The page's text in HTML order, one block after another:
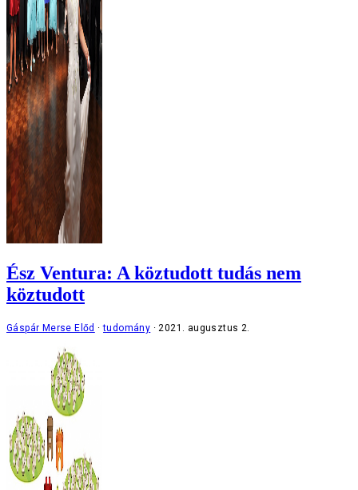
Ész Ventura: A köztudott tudás nem
köztudott
Gáspár Merse Előd tudomány 2021. augusztus 2.